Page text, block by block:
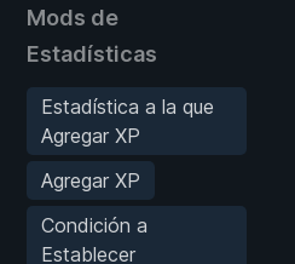
Mods de
Estadísticas
Estadística a la que
Agregar XP
Agregar XP
Condición a
Establecer